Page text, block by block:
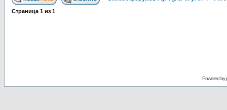
Страница 1 из 1
Powered by